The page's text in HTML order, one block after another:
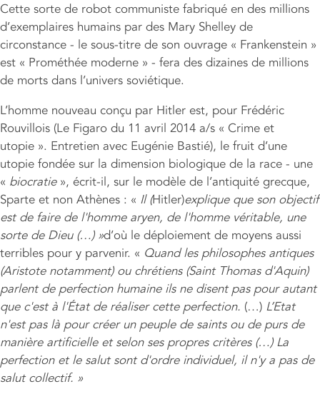
Cette sorte de robot communiste fabriqué en des millions
d’exemplaires humains par des Mary Shelley de
circonstance - le sous-titre de son ouvrage « Frankenstein »
est « Prométhée moderne » - fera des dizaines de millions
de morts dans l’univers soviétique.
L’homme nouveau conçu par Hitler est, pour Frédéric
Rouvillois (Le Figaro du 11 avril 2014 a/s « Crime et
utopie ». Entretien avec Eugénie Bastié), le fruit d’une
utopie fondée sur la dimension biologique de la race - une
« biocratie», écrit-il, sur le modèle de l’antiquité grecque,
Sparte et non Athènes : « Il (Hitler)explique que son objectif
est de faire de l'homme aryen, de l'homme véritable, une
sorte de Dieu (…) »d’où le déploiement de moyens aussi
terribles pour y parvenir. « Quand les philosophes antiques
(Aristote notamment) ou chrétiens (Saint Thomas d'Aquin)
parlent de perfection humaine ils ne disent pas pour autant
que c'està l'État de réaliser cette perfection. (…) L’Etat
n'est pas là pour créer un peuple de saints ou de purs de
manière artificielle et selon ses propres critères (…) La
perfection et le salut sont d'ordre individuel, il n'y a pas de
salut collectif. »